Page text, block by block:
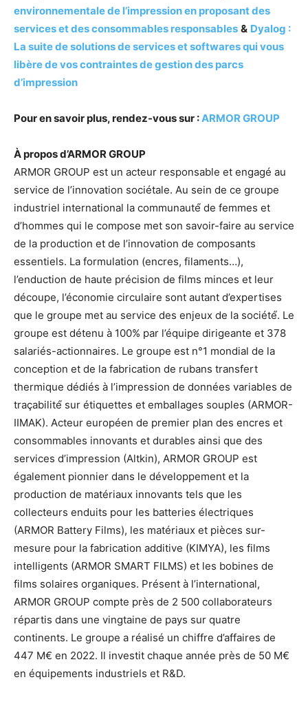
environnementale de l’impression en proposant des
services et des consommables responsables & Dyalog :
La suite de solutions de services et softwares qui vous
libère de vos contraintes de gestion des parcs
d’impression
Pour en savoir plus, rendez-vous sur :ARMOR GROUP
À propos d’ARMOR GROUP
ARMOR GROUP est un acteur responsable et engagé au
service de l’innovation sociétale. Au sein de ce groupe
industriel international la communauté́ de femmes et
d’hommes qui le compose met son savoir-faire au service
de la production et de l’innovation de composants
essentiels. La formulation (encres, filaments…),
l’enduction de haute précision de films minces et leur
découpe, l’économie circulaire sont autant d’expertises
que le groupe met au service des enjeux de la société́. Le
groupe est détenu à 100% par l’équipe dirigeante et 378
salariés-actionnaires. Le groupe est n°1 mondial de la
conception et de la fabrication de rubans transfert
thermique dédiés à l’impression de données variables de
traçabilité́ sur étiquettes et emballages souples (ARMOR-
IIMAK). Acteur européen de premier plan des encres et
consommables innovants et durables ainsi que des
services d’impression (Altkin), ARMOR GROUP est
également pionnier dans le développement et la
production de matériaux innovants tels que les
collecteurs enduits pour les batteries électriques
(ARMOR Battery Films), les matériaux et pièces sur-
mesure pour la fabrication additive (KIMYA), les films
intelligents (ARMOR SMART FILMS) et les bobines de
films solaires organiques. Présent à l’international,
ARMOR GROUP compte près de 2 500 collaborateurs
répartis dans une vingtaine de pays sur quatre
continents. Le groupe a réalisé un chiffre d’affaires de
447 M€ en 2022. Il investit chaque année près de 50 M€
en équipements industriels et R&D.